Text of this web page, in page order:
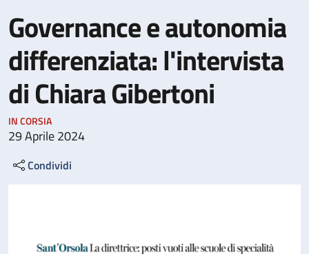
Governance e autonomia
differenziata: l'intervista
di Chiara Gibertoni
IN CORSIA
29 Aprile 2024
Condividi